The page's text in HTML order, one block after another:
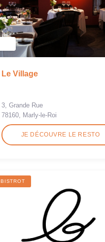
Le Village
3, Grande Rue
78160, Marly-le-Roi
JE DÉCOUVRE LE RESTO
BISTROT